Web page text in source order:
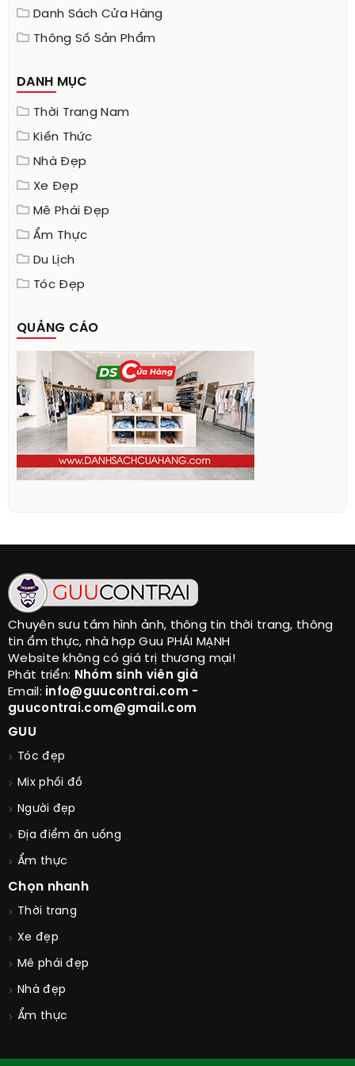
Danh Sách Cửa Hàng
Thông Số Sản Phẩm
DANH MỤC
Thời Trang Nam
Kiến Thức
Nhà Đẹp
Xe Đẹp
Mê Phái Đẹp
Ẩm Thực
Du Lịch
Tóc Đẹp
QUẢNG CÁO
Chuyên sưu tầm hình ảnh, thông tin thời trang, thông
tin ẩm thực, nhà hợp Guu PHÁI MẠNH
Website không có giá trị thương mại!
Phát triển: Nhóm sinh viên già
Email: info@guucontrai.com -
guucontrai.com@gmail.com
GUU
Tóc đẹp
Mix phối đồ
Người đẹp
Địa điểm ăn uống
Ẩm thực
Chọn nhanh
Thời trang
Xe đẹp
Mê phái đẹp
Nhà đẹp
Ẩm thực